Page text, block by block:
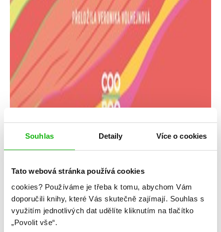
Souhlas Detaily Více o cookies
Tato webová stránka používá cookies
cookies? Používáme je třeba k tomu, abychom Vám
doporučili knihy, které Vás skutečně zajímají. Souhlas s
využitím jednotlivých dat udělíte kliknutím na tlačítko
„Povolit vše“.
Když se svět převrátí